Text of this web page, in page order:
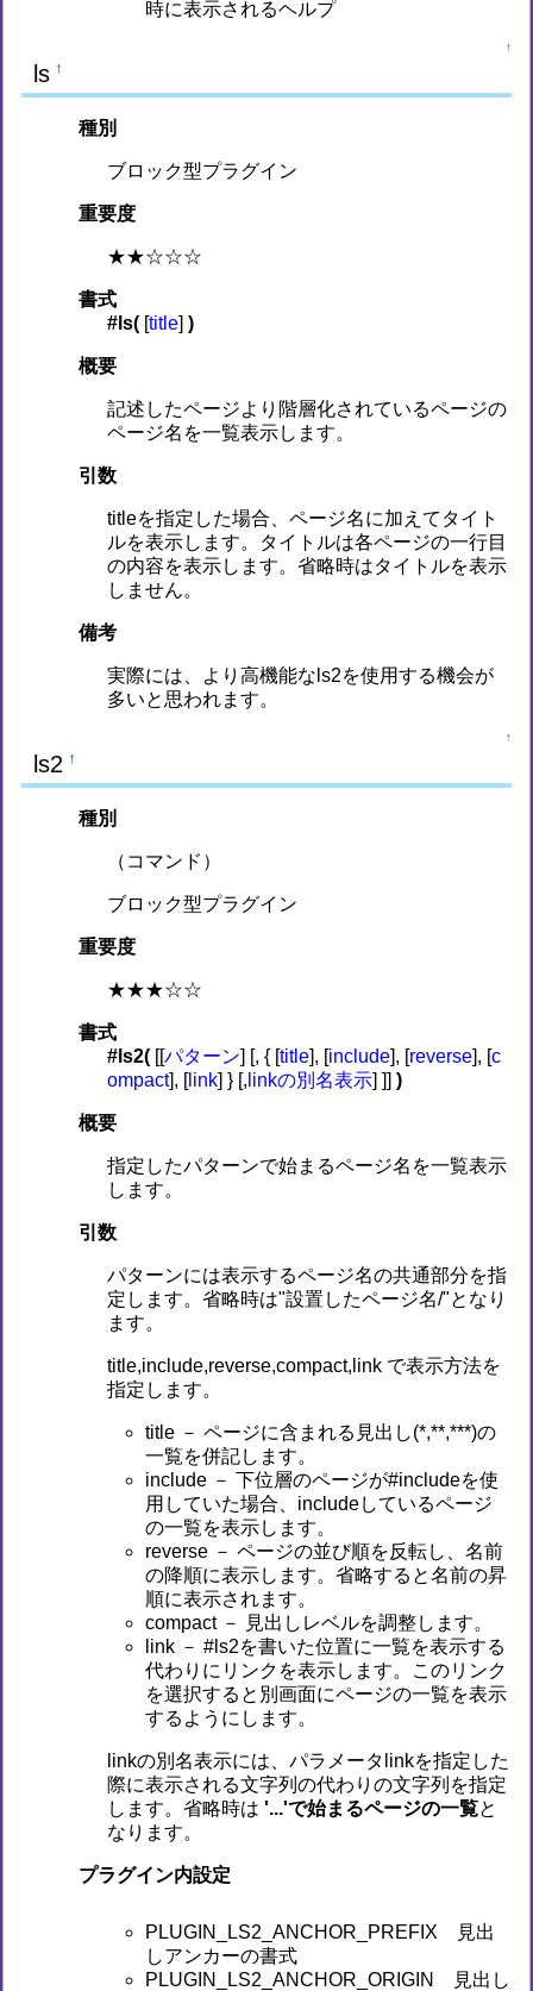
時に表示されるヘルプ
↑
ls †
種別
ブロック型プラグイン
重要度
★★☆☆☆
書式
#ls( [title])
概要
記述したページより階層化されているページの
ページ名を一覧表示します。
引数
titleを指定した場合、ページ名に加えてタイト
ルを表示します。タイトルは各ページの一行目
の内容を表示します。省略時はタイトルを表示
しません。
備考
実際には、より高機能なls2を使用する機会が
多いと思われます。
↑
ls2 †
種別
（コマンド）
ブロック型プラグイン
重要度
★★★☆☆
書式
#ls2( [[パターン] [, { [title], [include], [reverse], [c
ompact], [link] } [, linkの別名表示] ]])
概要
指定したパターンで始まるページ名を一覧表示
します。
引数
パターンには表示するページ名の共通部分を指
定します。省略時は"設置したページ名/"となり
ます。
title,include,reverse,compact,link で表示方法を
指定します。
title － ページに含まれる見出し(*,**,***)の
一覧を併記します。
include － 下位層のページが#includeを使
用していた場合、includeしているページ
の一覧を表示します。
reverse － ページの並び順を反転し、名前
の降順に表示します。省略すると名前の昇
順に表示されます。
compact － 見出しレベルを調整します。
link － #ls2を書いた位置に一覧を表示する
代わりにリンクを表示します。このリンク
を選択すると別画面にページの一覧を表示
するようにします。
linkの別名表示には、パラメータlinkを指定した
際に表示される文字列の代わりの文字列を指定
します。省略時は '...'で始まるページの一覧と
なります。
プラグイン内設定
PLUGIN_LS2_ANCHOR_PREFIX 見出
しアンカーの書式
PLUGIN_LS2_ANCHOR_ORIGIN 見出し